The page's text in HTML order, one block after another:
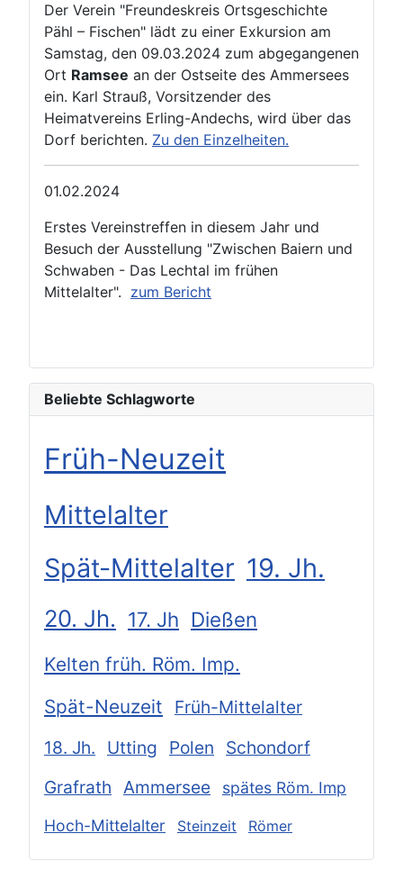
Der Verein "Freundeskreis Ortsgeschichte
Pähl – Fischen" lädt zu einer Exkursion am
Samstag, den 09.03.2024 zum abgegangenen
Ort Ramsee an der Ostseite des Ammersees
ein. Karl Strauß, Vorsitzender des
Heimatvereins Erling-Andechs, wird über das
Dorf berichten. Zu den Einzelheiten.
01.02.2024
Erstes Vereinstreffen in diesem Jahr und
Besuch der Ausstellung "Zwischen Baiern und
Schwaben - Das Lechtal im frühen
Mittelalter". zum Bericht
Beliebte Schlagworte
Früh-Neuzeit
Mittelalter
Spät-Mittelalter 19. Jh.
20. Jh. 17. Jh Dießen
Kelten früh. Röm. Imp.
Spät-Neuzeit
Früh-Mittelalter
18. Jh.
Utting Polen
Schondorf
Grafrath Ammersee
spätes Röm. Imp
Hoch-Mittelalter
Steinzeit Römer